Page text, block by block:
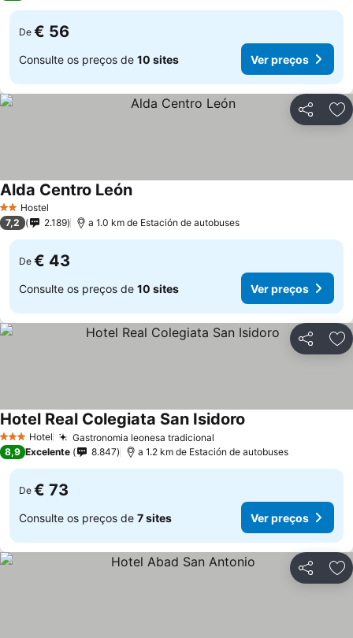
De € 56
Consulte os preços de 10 sites Ver preços
Partilhar
2 Estrelas
Hostel
Alda Centro LeónVer preços
7,2 2.189 a 1.0 km de Estación de autobuses
De € 43
Consulte os preços de 10 sites Ver preços
Partilhar
3 EstrelasHotel Gastronomia leonesa tradicional
Hotel Real Colegiata San Isidoro
8,9 Excelente 8.847 a 1.2 km de Estación de autobuses
De € 73
Consulte os preços de 7 sites Ver preços
Partilhar